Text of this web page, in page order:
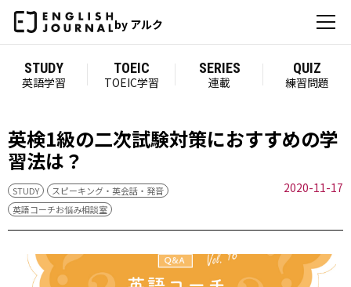
by アルク
STUDY
英語学習
TOEIC
TOEIC学習
SERIES
連載
QUIZ
練習問題
英検1級の二次試験対策におすすめの学
習法は？
STUDY
スピーキング・英会話・発音
英語コーチお悩み相談室
2020-11-17